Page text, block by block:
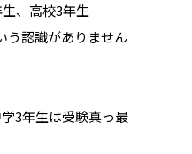
生、高校3年生
う認識がありません
3年生は受験真っ最